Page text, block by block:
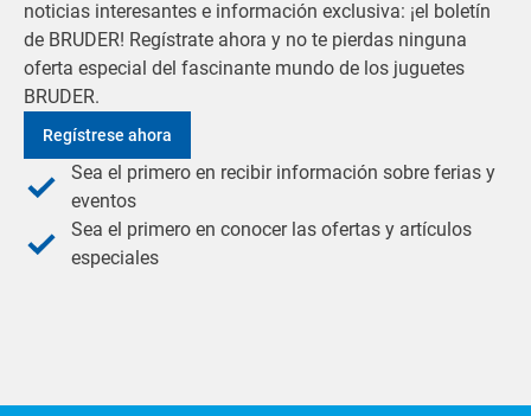
noticias interesantes e información exclusiva: ¡el boletín
de BRUDER! Regístrate ahora y no te pierdas ninguna
oferta especial del fascinante mundo de los juguetes
BRUDER.
Regístrese ahora
Sea el primero en recibir información sobre ferias y
eventos
Sea el primero en conocer las ofertas y artículos
especiales